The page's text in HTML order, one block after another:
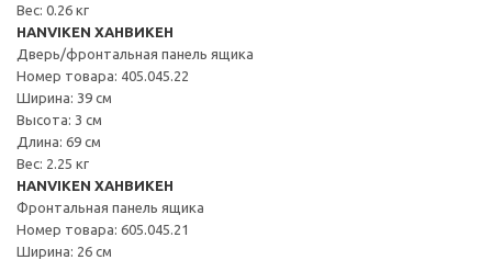
Вес: 0.26 кг
HANVIKEN ХАНВИКЕН
Дверь/фронтальная панель ящика
Номер товара: 405.045.22
Ширина: 39 см
Высота: 3 см
Длина: 69 см
Вес: 2.25 кг
HANVIKEN ХАНВИКЕН
Фронтальная панель ящика
Номер товара: 605.045.21
Ширина: 26 см